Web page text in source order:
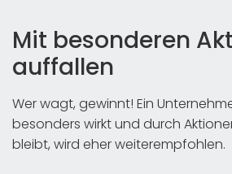
Mit besonderen
auffallen
Wer wagt, gewinnt! Ein
besonders wirkt und durch
bleibt, wird eher weiterempfohlen.